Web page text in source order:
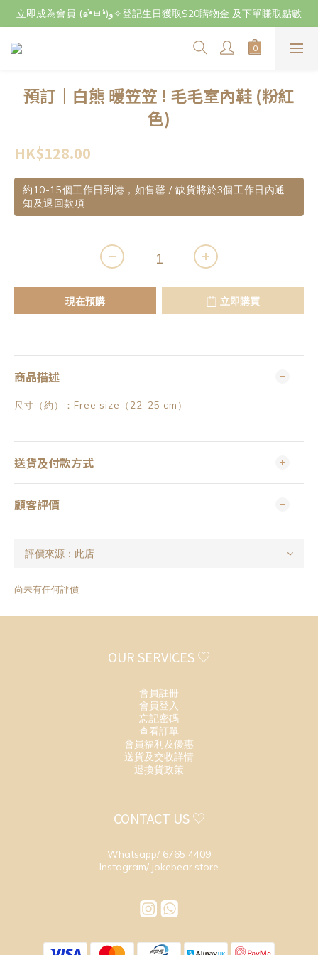
立即成為會員 (๑•̀ㅂ•́)و✧登記生日獲取$20購物金 及下單賺取點數
立即成為會員 (๑•̀ㅂ•́)و✧登記生日獲取$20購物金 及下單賺取點數
7月29日至8月3日期間因店主不在港將暫停交收及寄件，感謝~
預訂｜白熊 暖笠笠 ! 毛毛室內鞋 (粉紅
色)
HK$128.00
約10-15個工作日到港，如售罄 / 缺貨將於3個工作日內通
知及退回款項
現在預購 立即購買
商品描述
尺寸（約）：Free size（22-25 cm）
送貨及付款方式
顧客評價
尚未有任何評價
OUR SERVICES ♡
會員註冊
會員登入
忘記密碼
查看訂單
會員福利及優惠
送貨及交收詳情
退換貨政策
CONTACT US ♡
Whatsapp/ 6765 4409
Instagram/ jokebear.store